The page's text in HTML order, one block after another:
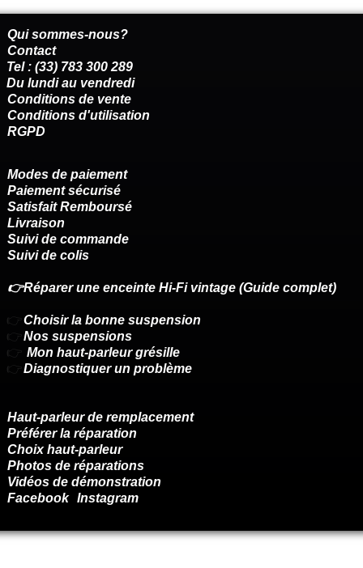
Qui sommes-nous?
Contact
Tel : (33) 783 300 289
Du lundi au vendredi
Conditions de vente
Conditions d'utilisation
RGPD
Modes de paiement
Paiement sécurisé
Satisfait Remboursé
Livraison
Suivi de commande
Suivi de colis
👉Réparer une enceinte Hi-Fi vintage (Guide complet)
👉 Choisir la bonne suspension
👉 Nos suspensions
👉 Mon haut-parleur grésille
👉 Diagnostiquer un problème
Haut-parleur de remplacement
Préférer la réparation
Choix haut-parleur
Photos de réparations
Vidéos de démonstration
Facebook Instagram